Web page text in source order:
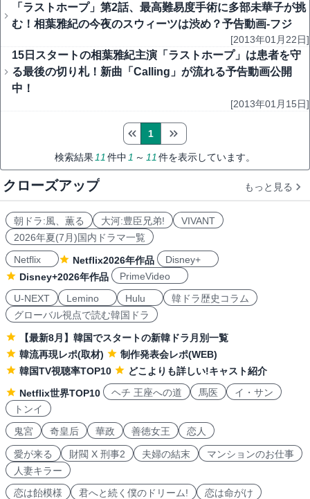
「ラストホープ」第2話、最高難易度手術に多部未華子が挑
む！相葉雅紀の今夜のスウィーツは渋め？予告動画-フジ
[2013年01月22日]
15日スタートの相葉雅紀主演「ラストホープ」は患者を守
る最後の切り札！新曲「Calling」が流れる予告動画公開
中！
[2013年01月15日]
検索結果 11 件中 1 ～ 11 件を表示しています。
1
クローズアップ もっと見る
朝ドラ:風、薫る 大河:豊臣兄弟!
VIVANT
2026年夏(7月)国内ドラマ一覧
Netflix
Netflix2026年作品
Disney+
Disney+2026年作品
PrimeVideo
U-NEXT
Lemino Hulu
韓ドラ歴史コラム
グローバル視点で読む韓国ドラ
【最新8月】韓国でスタートの新韓ドラ月別一覧
韓流再現レポ(取材)
制作発表会レポ(WEB)
韓国TV視聴率TOP10
どこよりも詳しい!キャスト紹介
Netflix世界TOP10
ヘチ 王座への道 馬医
イ・サン
トンイ
鬼宮
奇皇后 華政 善徳女王 恋人
愛が来る 財閥 X 刑事2 夫婦の結末
マンションのお仕事
人妻キラー
恋は飴模様
君へと続く僕のドリーム! 恋は命がけ